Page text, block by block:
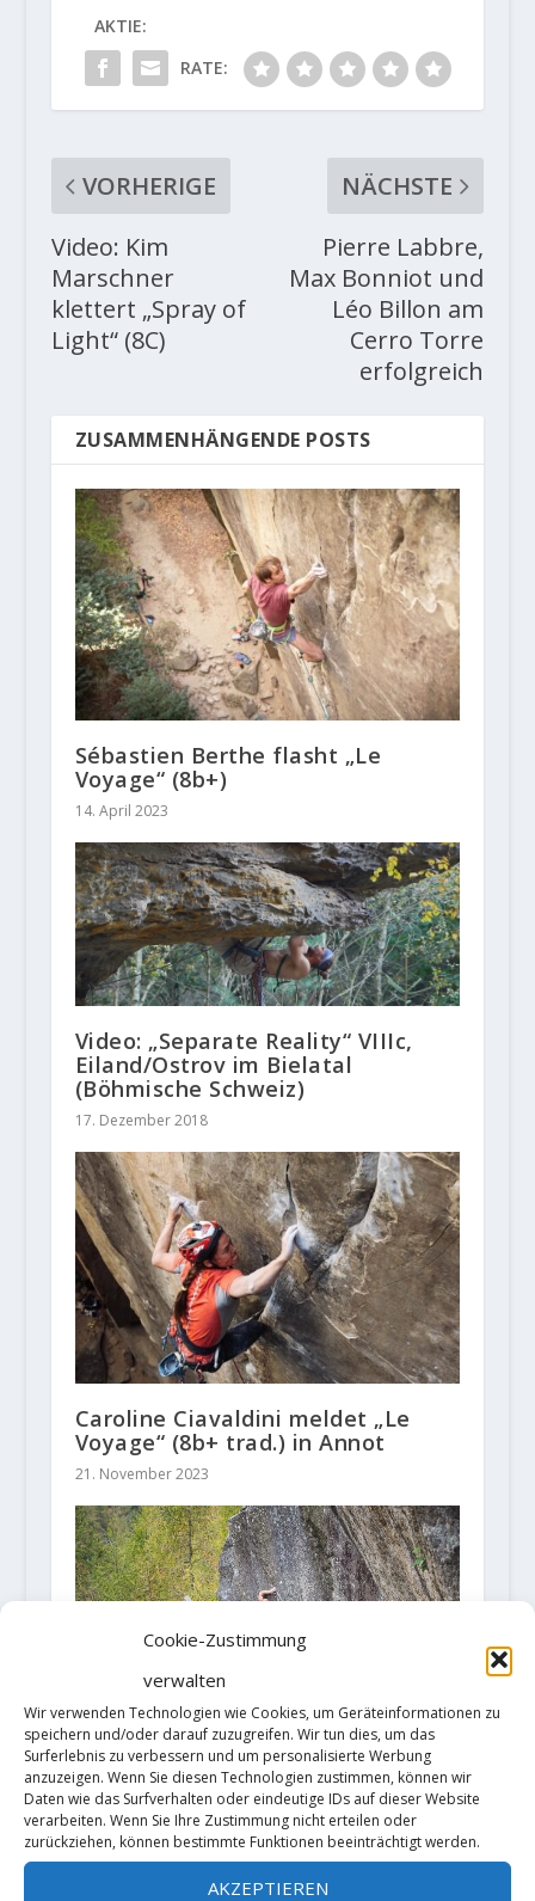
Cookie-Zustimmung
verwalten
Wir verwenden Technologien wie Cookies, um Geräteinformationen zu
speichern und/oder darauf zuzugreifen. Wir tun dies, um das
Surferlebnis zu verbessern und um personalisierte Werbung
anzuzeigen. Wenn Sie diesen Technologien zustimmen, können wir
Daten wie das Surfverhalten oder eindeutige IDs auf dieser Website
verarbeiten. Wenn Sie Ihre Zustimmung nicht erteilen oder
zurückziehen, können bestimmte Funktionen beeinträchtigt werden.
AKZEPTIEREN
AKTIE:
RATE:
VORHERIGE
Video: Kim
Marschner
klettert „Spray of
Light“ (8C)
NÄCHSTE
Pierre Labbre,
Max Bonniot und
Léo Billon am
Cerro Torre
erfolgreich
ZUSAMMENHÄNGENDE POSTS
Sébastien Berthe flasht „Le
Voyage“ (8b+)
14. April 2023
Video: „Separate Reality“ VIIIc,
Eiland/Ostrov im Bielatal
(Böhmische Schweiz)
17. Dezember 2018
Caroline Ciavaldini meldet „Le
Voyage“ (8b+ trad.) in Annot
21. November 2023
Bernd Zangerl klettert
„grenzenlos“
7. Dezember 2020